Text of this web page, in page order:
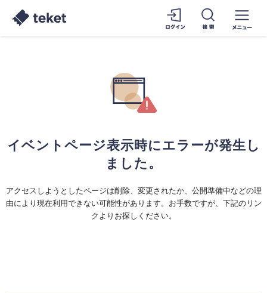
イベントページ表示時にエラーが発生し
ました。
アクセスしようとしたページは削除、変更されたか、公開準備中などの理
由により現在利用できない可能性があります。お手数ですが、下記のリン
クよりお探しください。